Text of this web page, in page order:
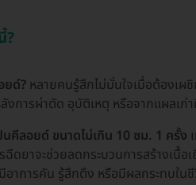
?
ยด์? หลายคนรู้สึกไม่มั่นใจเมื่อต้องเ
การผ่าตัด อุบัติเหตุ หรือจากแผลเก่
คีลอยด์ ขนาดไม่เกิน 10 ซม. 1 ครั้ง
ดยาจะช่วยลดกระบวนการสร้างเนื้
าการคัน รู้สึกตึง หรือมีผลกระทบใ